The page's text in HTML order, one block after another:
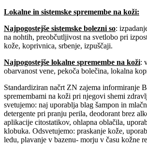
Lokalne in sistemske spremembe na koži:
Najpogostejše sistemske bolezni so:
na nohtih, preobčutljivost na svetlobo pri
kože, koprivnica, srbenje, izpuščaji.
Najpogostejše lokalne spremembe na koži:
obarvanost vene, pekoča bolečina, lokalna
Standardiziran načrt ZN zajema informiranje
spremembami na koži pri njegovi shemi
svetujemo: naj uporablja blag šampon in
detergente pri pranju perila, deodorant brez
aplikacije citostatikov, ohlapna oblačila,
klobuka. Odsvetujemo: praskanje kože,
ledu, plavanje v bazenu- morju v času kožne